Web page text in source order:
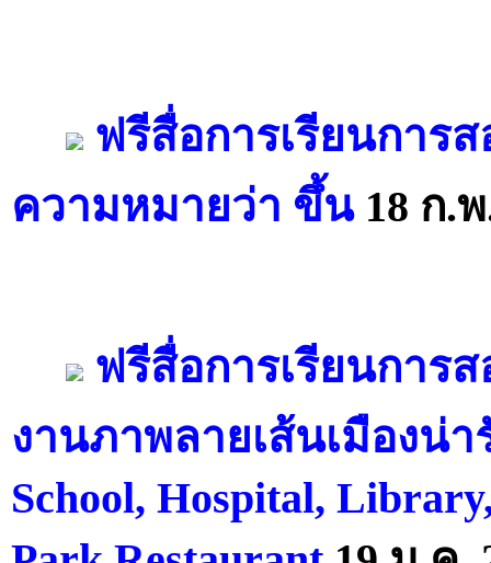
ฟรีสื่อการเรียนการ
ความหมายว่า ขึ้น18 ก.พ
ฟรีสื่อการเรียนการส
งานภาพลายเส้นเมืองน่
School, Hospital,